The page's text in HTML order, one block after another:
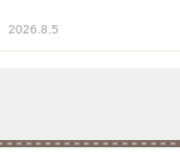
2026.8.5